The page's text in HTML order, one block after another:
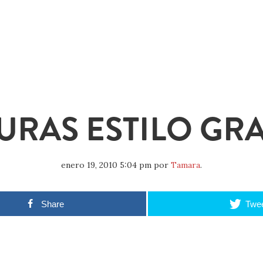
ESTILO
enero 19, 2010 5:04 pm por Tamara.
Share